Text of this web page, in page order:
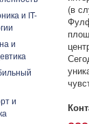
и IT-
и
и
(в